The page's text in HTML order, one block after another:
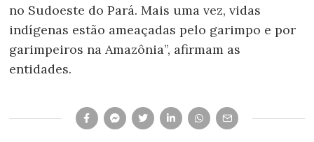
no Sudoeste do Pará. Mais uma vez, vidas
indígenas estão ameaçadas pelo garimpo e por
garimpeiros na Amazônia”, afirmam as
entidades.